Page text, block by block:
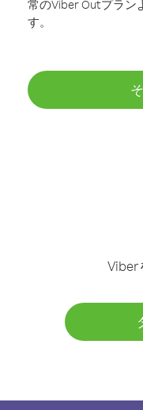
常のViber Outプラン
す。
Viber